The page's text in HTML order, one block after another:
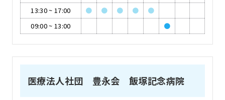
13:30~ 17:00 ● ● ● ●
●
09:00~ 13:00 ●
医療法人社団 豊永会 飯塚記念病院